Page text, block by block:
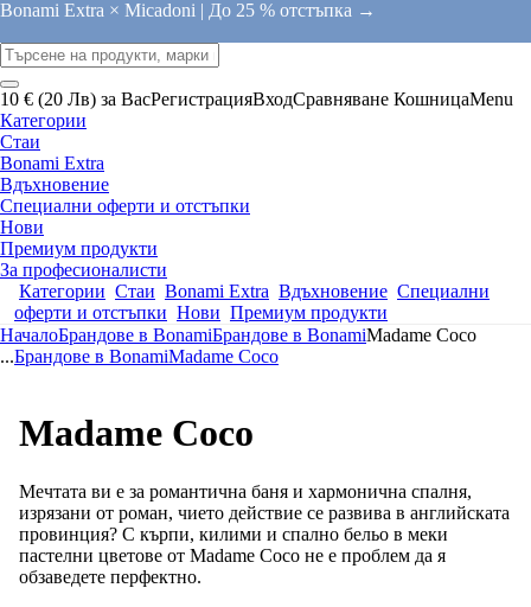
Bonami Extra × Micadoni | До 25 % отстъпка →
10 € (20 Лв) за ВасРегистрацияВходСравняване КошницаMenu
Категории
Стаи
Bonami Extra
Вдъхновение
Специални оферти и отстъпки
Нови
Премиум продукти
За професионалисти
Категории Стаи Bonami Extra Вдъхновение Специални
оферти и отстъпки Нови Премиум продукти
НачалоБрандове в BonamiБрандове в BonamiMadame Coco
...Брандове в BonamiMadame Coco
Madame Coco
Мечтата ви е за романтична баня и хармонична спалня,
изрязани от роман, чието действие се развива в английската
провинция? С кърпи, килими и спално бельо в меки
пастелни цветове от Madame Coco не е проблем да я
обзаведете перфектно.